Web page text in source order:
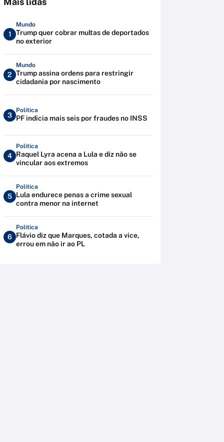
1
Mundo
Trump quer cobrar multas de deportados
no exterior
2
Mundo
Trump assina ordens para restringir
cidadania por nascimento
3
Política
PF indicia mais seis por fraudes no INSS
4
Política
Raquel Lyra acena a Lula e diz não se
vincular aos extremos
5
Política
Lula endurece penas a crime sexual
contra menor na internet
6
Política
Flávio diz que Marques, cotada a vice,
errou em não ir ao PL